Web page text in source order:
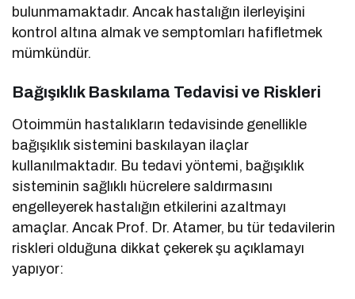
bulunmamaktadır. Ancak hastalığın ilerleyişini
kontrol altına almak ve semptomları hafifletmek
mümkündür.
Bağışıklık Baskılama Tedavisi ve Riskleri
Otoimmün hastalıkların tedavisinde genellikle
bağışıklık sistemini baskılayan ilaçlar
kullanılmaktadır. Bu tedavi yöntemi, bağışıklık
sisteminin sağlıklı hücrelere saldırmasını
engelleyerek hastalığın etkilerini azaltmayı
amaçlar. Ancak Prof. Dr. Atamer, bu tür tedavilerin
riskleri olduğuna dikkat çekerek şu açıklamayı
yapıyor: